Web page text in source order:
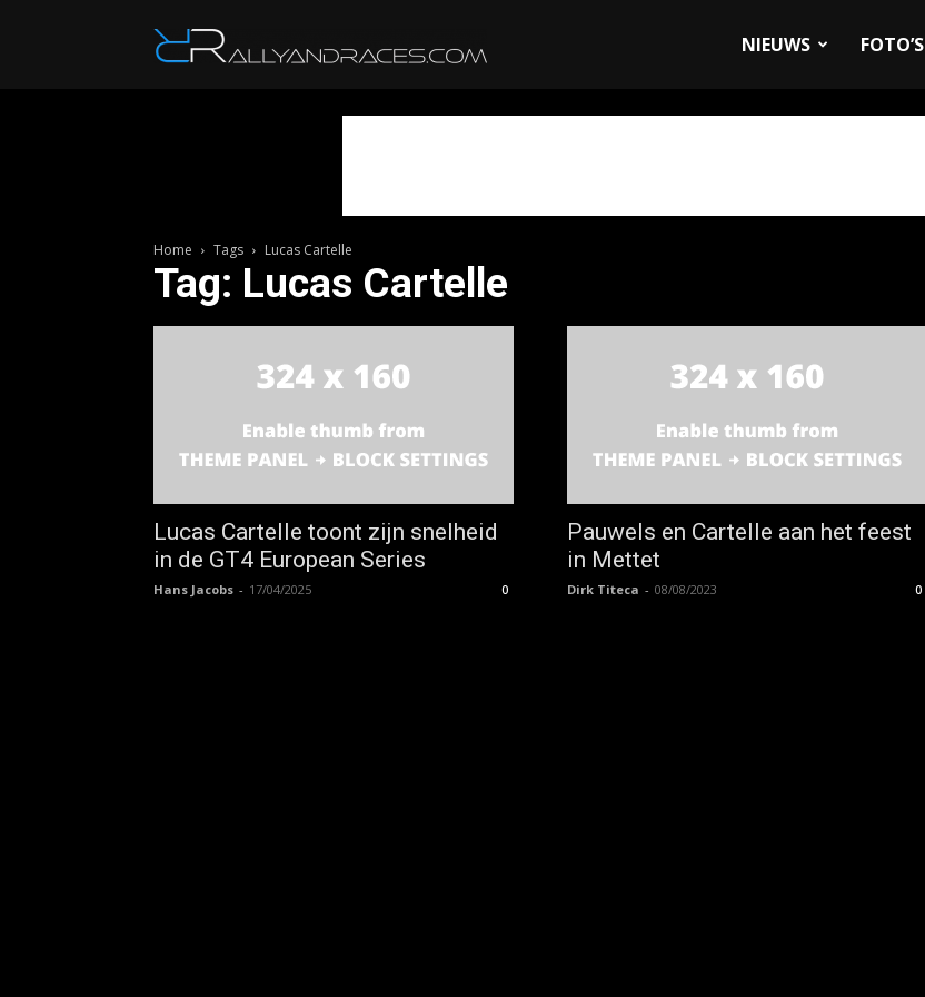
NIEUWS FOTO’S
Home Tags Lucas Cartelle
Tag: Lucas Cartelle
Lucas Cartelle toont zijn snelheid
in de GT4 European Series
Hans Jacobs - 17/04/2025 0
Pauwels en Cartelle aan het feest
in Mettet
Dirk Titeca - 08/08/2023 0